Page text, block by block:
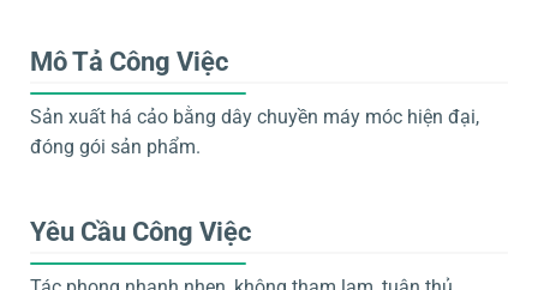
Mô Tả Công Việc
Sản xuất há cảo bằng dây chuyền máy móc hiện đại,
đóng gói sản phẩm.
Yêu Cầu Công Việc